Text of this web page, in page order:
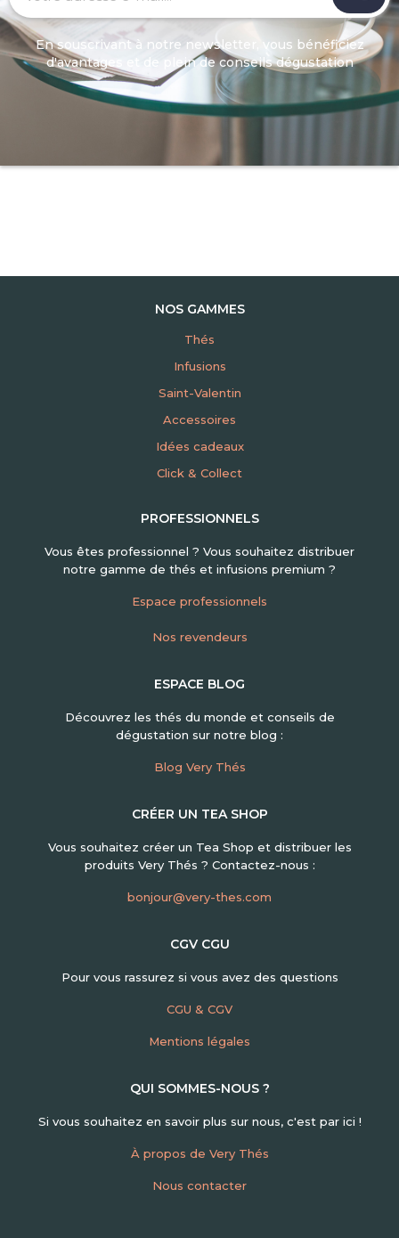
En souscrivant à notre newsletter, vous bénéficiez
d'avantages et de plein de conseils dégustation
NOS GAMMES
Thés
Infusions
Saint-Valentin
Accessoires
Idées cadeaux
Click & Collect
PROFESSIONNELS
Vous êtes professionnel ? Vous souhaitez distribuer
notre gamme de thés et infusions premium ?
Espace professionnels
Nos revendeurs
ESPACE BLOG
Découvrez les thés du monde et conseils de
dégustation sur notre blog :
Blog Very Thés
CRÉER UN TEA SHOP
Vous souhaitez créer un Tea Shop et distribuer les
produits Very Thés ? Contactez-nous :
bonjour@very-thes.com
CGV CGU
Pour vous rassurez si vous avez des questions
CGU & CGV
Mentions légales
QUI SOMMES-NOUS ?
Si vous souhaitez en savoir plus sur nous, c'est par ici !
À propos de Very Thés
Nous contacter